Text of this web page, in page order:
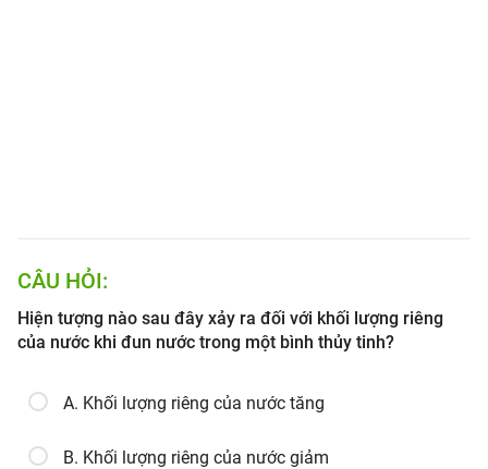
CÂU HỎI:
Hiện tượng nào sau đây xảy ra đối với khối lượng riêng
của nước khi đun nước trong một bình thủy tinh?
A. Khối lượng riêng của nước tăng
B. Khối lượng riêng của nước giảm